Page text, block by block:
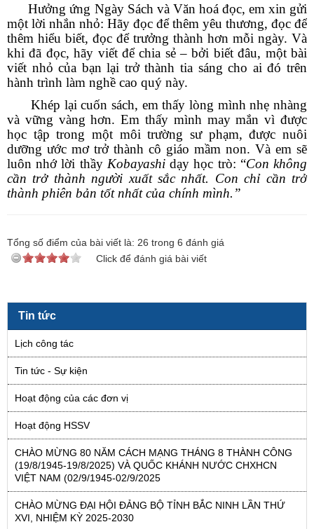
Hưởng ứng Ngày Sách và Văn hoá đọc, em xin gửi
một lời nhắn nhỏ: Hãy đọc để thêm yêu thương, đọc để
thêm hiểu biết, đọc để trưởng thành hơn mỗi ngày. Và
khi đã đọc, hãy viết để chia sẻ – bởi biết đâu, một bài
viết nhỏ của bạn lại trở thành tia sáng cho ai đó trên
hành trình làm nghề cao quý này.
Khép lại cuốn sách, em thấy lòng mình nhẹ nhàng
và vững vàng hơn. Em thấy mình may mắn vì được
học tập trong một môi trường sư phạm, được nuôi
dưỡng ước mơ trở thành cô giáo mầm non. Và em sẽ
luôn nhớ lời thầy Kobayashidạy học trò: “Con không
cần trở thành người xuất sắc nhất. Con chỉ cần trở
thành phiên bản tốt nhất của chính mình.”
Tổng số điểm của bài viết là: 26 trong 6 đánh giá
Click để đánh giá bài viết
Tin tức
Lịch công tác
Tin tức - Sự kiện
Hoạt động của các đơn vị
Hoạt động HSSV
CHÀO MỪNG 80 NĂM CÁCH MẠNG THÁNG 8 THÀNH CÔNG
(19/8/1945-19/8/2025) VÀ QUỐC KHÁNH NƯỚC CHXHCN
VIỆT NAM (02/9/1945-02/9/2025
CHÀO MỪNG ĐẠI HỘI ĐẢNG BỘ TỈNH BẮC NINH LẦN THỨ
XVI, NHIỆM KỲ 2025-2030